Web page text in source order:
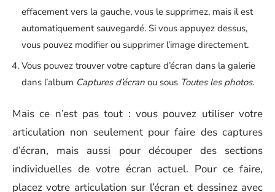
effacement vers la gauche, vous le supprimez, mais il est
automatiquement sauvegardé. Si vous appuyez dessus,
vous pouvez modifier ou supprimer l’image directement.
Vous pouvez trouver votre capture d’écran dans la galerie
dans l’album Captures d’écran ou sous Toutes les photos.
Mais ce n’est pas tout : vous pouvez utiliser votre
articulation non seulement pour faire des captures
d’écran, mais aussi pour découper des sections
individuelles de votre écran actuel. Pour ce faire,
placez votre articulation sur l’écran et dessinez avec